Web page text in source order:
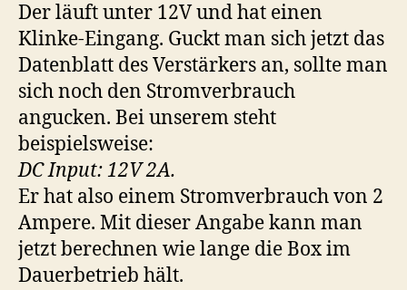
Der läuft unter 12V und hat einen
Klinke-Eingang. Guckt man sich jetzt das
Datenblatt des Verstärkers an, sollte man
sich noch den Stromverbrauch
angucken. Bei unserem steht
beispielsweise:
DC Input: 12V 2A.
Er hat also einem Stromverbrauch von 2
Ampere. Mit dieser Angabe kann man
jetzt berechnen wie lange die Box im
Dauerbetrieb hält.